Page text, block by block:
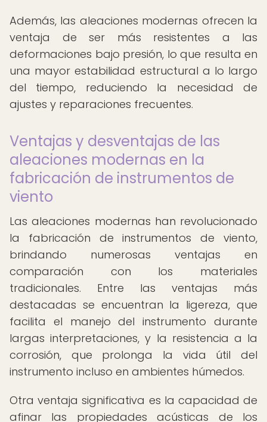
Además, las aleaciones modernas ofrecen la
ventaja de ser más resistentes a las
deformaciones bajo presión, lo que resulta en
una mayor estabilidad estructural a lo largo
del tiempo, reduciendo la necesidad de
ajustes y reparaciones frecuentes.
Ventajas y desventajas de las
aleaciones modernas en la
fabricación de instrumentos de
viento
Las aleaciones modernas han revolucionado
la fabricación de instrumentos de viento,
brindando numerosas ventajas en
comparación con los materiales
tradicionales. Entre las ventajas más
destacadas se encuentran la ligereza, que
facilita el manejo del instrumento durante
largas interpretaciones, y la resistencia a la
corrosión, que prolonga la vida útil del
instrumento incluso en ambientes húmedos.
Otra ventaja significativa es la capacidad de
afinar las propiedades acústicas de los